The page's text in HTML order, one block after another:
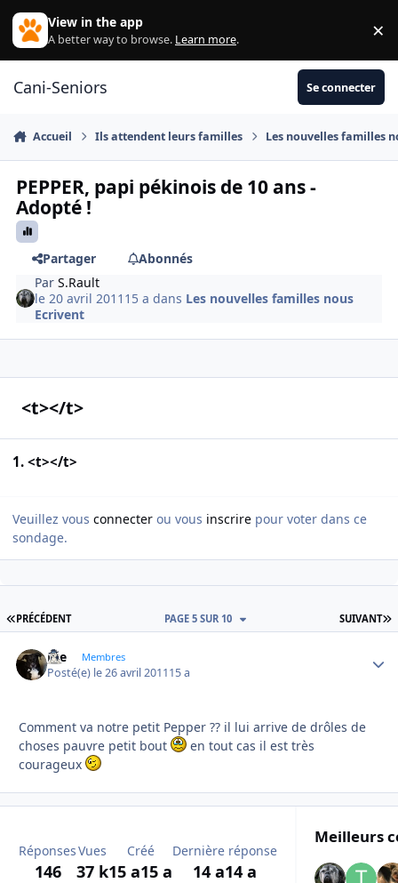
Aller au contenu
View in the app
A better way to browse. Learn more. ×
Cani-Seniors Se connecter
Accueil Ils attendent leurs familles Les nouvelles familles
PEPPER, papi pékinois de 10 ans -
Adopté !
Partager
Abonnés
ParS.Rault
le 20 avril 2011 15 a dans Les nouvelles familles nous
Ecrivent
<t></t>
1. <t></t>
Veuillez vous connecter ou vous inscrire pour voter dans ce
sondage.
PREMIÈRE PAGE
PRÉCÉDENT SUIVANT
PAGE 5 SUR 10
Joe Membres
Posté(e) le 26 avril 201115 a
Comment va notre petit Pepper ?? il lui arrive de drôles de
choses pauvre petit bout
en tout cas il est très
courageux
Réponses
146
Vues
37 k
Créé
15 a15 a
Dernière réponse
14 a14 a
Meilleurs